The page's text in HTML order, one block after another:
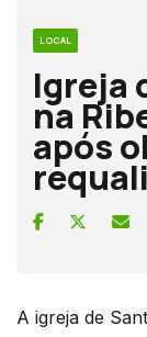
LOCAL
Igreja
na
após
A igreja de